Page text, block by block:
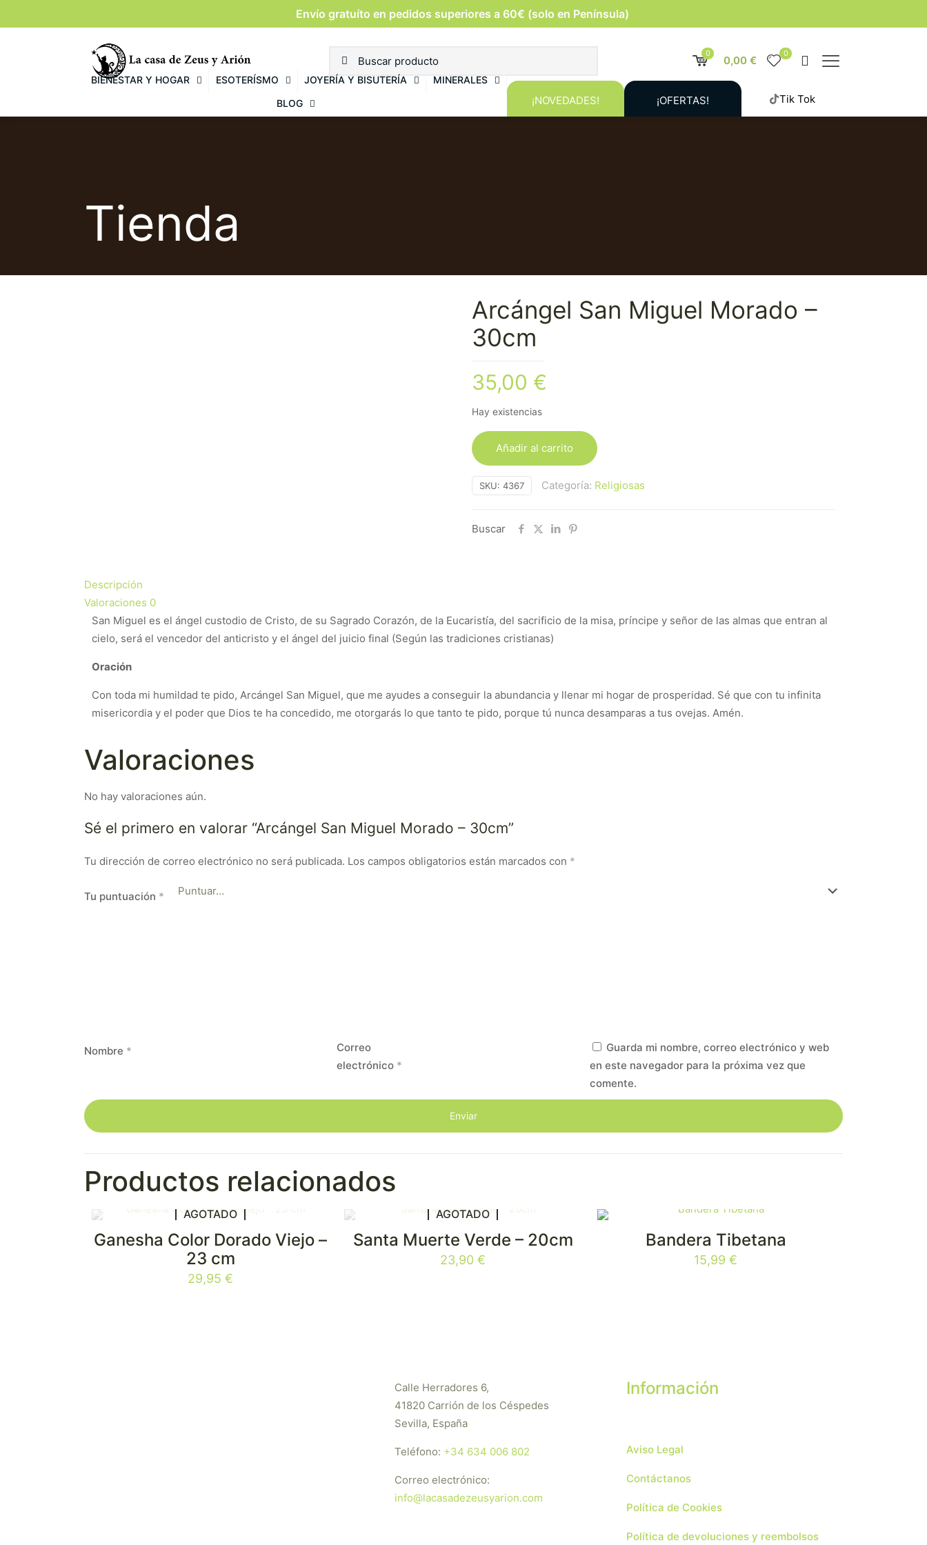
Envío gratuíto en pedidos superiores a 60€ (solo en Península)
0
0,00 €
0
BIENESTAR Y HOGAR ESOTERÍSMO JOYERÍA Y BISUTERÍA
MINERALES
BLOG
¡NOVEDADES! ¡OFERTAS! Tik Tok
Tienda
Arcángel San Miguel Morado –
30cm
35,00 €
Hay existencias
Añadir al carrito
SKU: 4367 Categoría: Religiosas
Buscar
Descripción
Valoraciones 0
San Miguel es el ángel custodio de Cristo, de su Sagrado Corazón, de la Eucaristía, del sacrificio de la misa, príncipe y señor de las almas que entran al
cielo, será el vencedor del anticristo y el ángel del juicio final (Según las tradiciones cristianas)
Oración
Con toda mi humildad te pido, Arcángel San Miguel, que me ayudes a conseguir la abundancia y llenar mi hogar de prosperidad. Sé que con tu infinita
misericordia y el poder que Dios te ha concedido, me otorgarás lo que tanto te pido, porque tú nunca desamparas a tus ovejas. Amén.
Valoraciones
No hay valoraciones aún.
Sé el primero en valorar “Arcángel San Miguel Morado – 30cm”
Tu dirección de correo electrónico no será publicada. Los campos obligatorios están marcados con *
Tu puntuación *
Nombre *
Correo
electrónico *
Guarda mi nombre, correo electrónico y web
en este navegador para la próxima vez que
comente.
Productos relacionados
AGOTADO
Ganesha Color Dorado Viejo –
23 cm
29,95€
AGOTADO
Santa Muerte Verde – 20cm
23,90€
Bandera Tibetana
15,99€
Calle Herradores 6,
41820 Carrión de los Céspedes
Sevilla, España
Teléfono: +34 634 006 802
Correo electrónico:
info@lacasadezeusyarion.com
Información
Aviso Legal
Contáctanos
Política de Cookies
Política de devoluciones y reembolsos